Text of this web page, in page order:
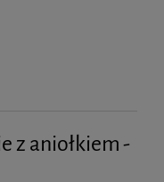
z aniołkiem -